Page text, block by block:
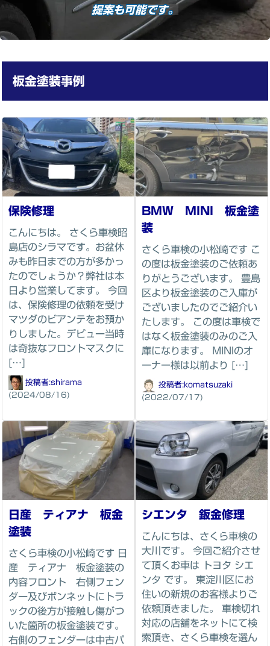
提案も可能です。
板金塗装事例
保険修理
こんにちは。 さくら車検昭
島店のシラマです。お盆休
みも昨日までの方が多かっ
たのでしょうか？弊社は本
日より営業してます。 今回
は、保険修理の依頼を受け
マツダのビアンテをお預か
りしました。デビュー当時
は奇抜なフロントマスクに
[…]
投稿者:shirama
(2024/08/16)
BMW MINI 板金塗
装
さくら車検の小松崎です こ
の度は板金塗装のご依頼あ
りがとうございます。 豊島
区より板金塗装のご入庫が
ございましたのでご紹介い
たします。 この度は車検で
はなく板金塗装のみのご入
庫になります。 MINIのオ
ーナー様は以前より […]
投稿者:komatsuzaki
(2022/07/17)
日産 ティアナ 板金
塗装
さくら車検の小松崎です 日
産 ティアナ 板金塗装の
内容フロント 右側フェン
ダー及びボンネットにトラ
ックの後方が接触し傷がつ
いた箇所の板金塗装です。
右側のフェンダーは中古パ
シエンタ 鈑金修理
こんにちは、さくら車検の
大川です。 今回ご紹介させ
て頂くお車は トヨタ シエ
ンタ です。 東淀川区にお
住いの新規のお客様よりご
依頼頂きました。 車検切れ
対応の店舗をネットにて検
索頂き、さくら車検を選ん